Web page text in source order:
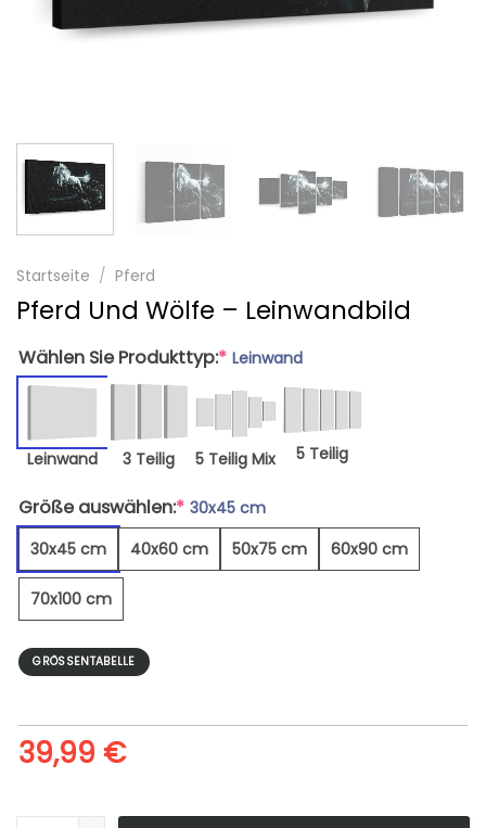
Startseite / Pferd
Pferd Und Wölfe – Leinwandbild
Wählen Sie Produkttyp:* Leinwand
Leinwand 3 Teilig 5 Teilig Mix 5 Teilig
Größe auswählen:* 30x45 cm
30x45 cm
40x60 cm 50x75 cm 60x90 cm
70x100 cm
GRÖSSENTABELLE
39,99 €